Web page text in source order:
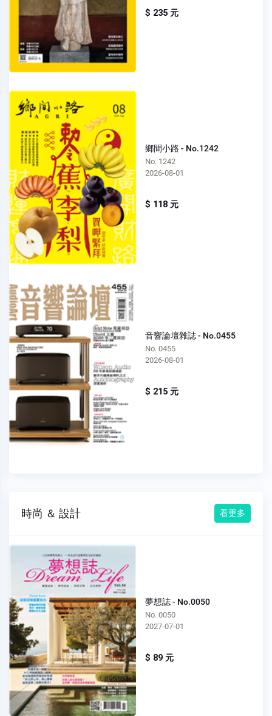
$ 235 元
鄉間小路 - No.1242
No. 1242
2026-08-01
$ 118 元
音響論壇雜誌 - No.0455
No. 0455
2026-08-01
$ 215 元
時尚 ＆ 設計 看更多
夢想誌 - No.0050
No. 0050
2027-07-01
$ 89 元